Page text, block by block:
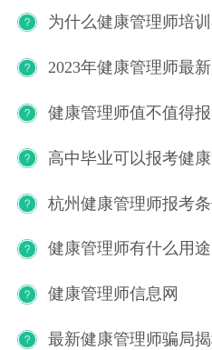
为什么健康管理师培
2023年健康管理师最
高中毕业可以报考健
杭州健康管理师报考
健康管理师有什么用途
健康管理师信息网
最新健康管理师骗局揭